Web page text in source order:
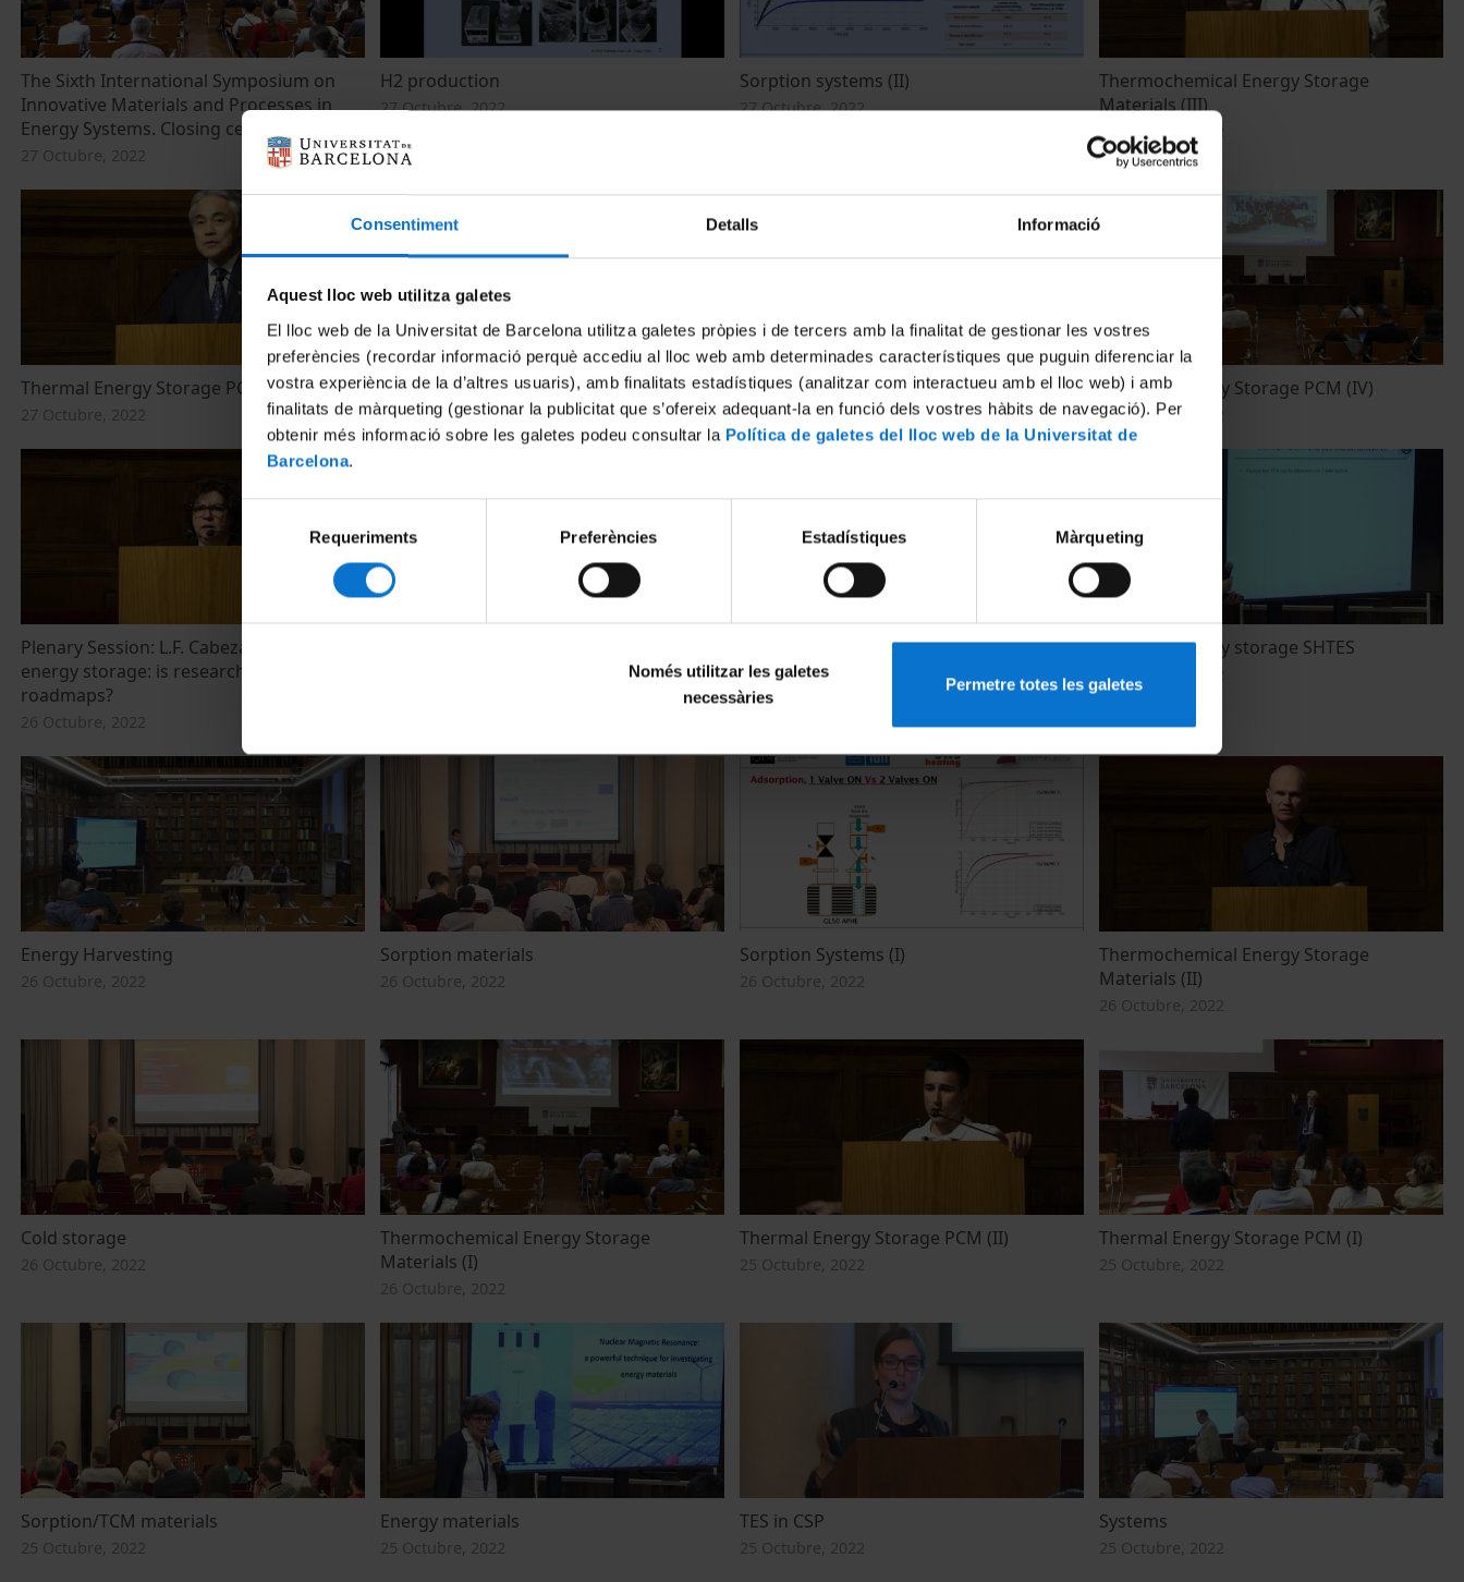
Consentiment Detalls Informació
Aquest lloc web utilitza galetes
El lloc web de la Universitat de Barcelona utilitza galetes pròpies i de tercers amb la finalitat de gestionar les vostres
preferències (recordar informació perquè accediu al lloc web amb determinades característiques que puguin diferenciar la
vostra experiència de la d’altres usuaris), amb finalitats estadístiques (analitzar com interactueu amb el lloc web) i amb
finalitats de màrqueting (gestionar la publicitat que s’ofereix adequant-la en funció dels vostres hàbits de navegació). Per
obtenir més informació sobre les galetes podeu consultar la Política de galetes del lloc web de la Universitat de
Barcelona.
consentiment
Requeriments Preferències Estadístiques Màrqueting
Només utilitzar les galetes
necessàries
Permetre totes les galetes
The Sixth International Symposium on
Innovative Materials and Processes in
Energy Systems. Closing ceremony
27 Octubre, 2022
H2 production
27 Octubre, 2022
Sorption systems (II)
27 Octubre, 2022
Thermochemical Energy Storage
Materials (III)
27 Octubre, 2022
Thermal Energy Storage PCM (V)
27 Octubre, 2022
Electrolysers and Fuel Cells
26 Octubre, 2022
Techno‐economical analyses
26 Octubre, 2022
Thermal Energy Storage PCM (IV)
26 Octubre, 2022
Plenary Session: L.F. Cabeza Thermal
energy storage: is research lost in
roadmaps?
26 Octubre, 2022
High temperature concepts
26 Octubre, 2022
Thermal energy storage SHTES
26 Octubre, 2022
Energy Harvesting
26 Octubre, 2022
Sorption materials
26 Octubre, 2022
Sorption Systems (I)
26 Octubre, 2022
Thermochemical Energy Storage
Materials (II)
26 Octubre, 2022
Cold storage
26 Octubre, 2022
Thermochemical Energy Storage
Materials (I)
26 Octubre, 2022
Thermal Energy Storage PCM (II)
25 Octubre, 2022
Thermal Energy Storage PCM (I)
25 Octubre, 2022
Sorption/TCM materials
25 Octubre, 2022
Energy materials
25 Octubre, 2022
TES in CSP
25 Octubre, 2022
Systems
25 Octubre, 2022